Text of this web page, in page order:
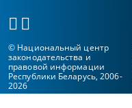
© Национальный центр
законодательства и
правовой информации
Республики Беларусь, 2006-
2026